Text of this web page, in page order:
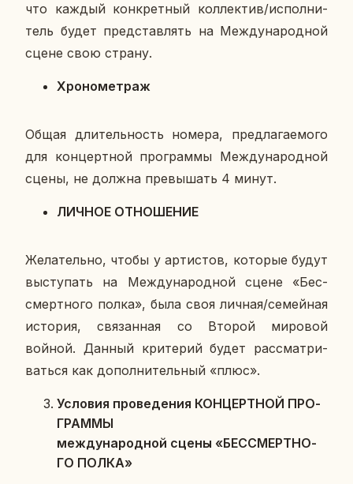
что каждый кон­крет­ный кол­лек­тив/ис­пол­ни­
тель будет пред­став­лять на Меж­ду­на­род­ной
сцене свою страну.
Хро­но­мет­раж
Общая дли­тель­ность номера, пред­ла­га­е­мо­го
для кон­церт­ной про­грам­мы Меж­ду­на­род­ной
сцены, не должна пре­вы­шать 4 минут.
ЛИЧНОЕ ОТ­НО­ШЕ­НИЕ
Же­ла­тель­но, чтобы у ар­ти­стов, ко­то­рые будут
вы­сту­пать на Меж­ду­на­род­ной сцене «Бес­
смерт­но­го полка», была своя личная/се­мей­ная
ис­то­рия, свя­зан­ная со Второй ми­ро­вой
войной. Данный кри­те­рий будет рас­смат­ри­
вать­ся как до­пол­ни­тель­ный «плюс».
Усло­вия про­ве­де­ния КОН­ЦЕРТ­НОЙ ПРО­
ГРАМ­МЫ
меж­ду­на­род­ной сцены «БЕС­СМЕРТ­НО­
ГО ПОЛКА»